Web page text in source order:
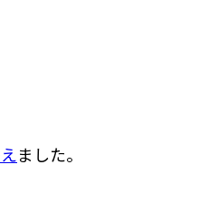
ました。